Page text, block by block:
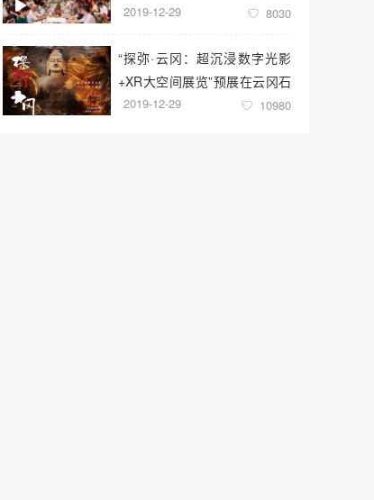
2019-12-29 8030
“探弥·云冈：超沉浸数字光影
+XR大空间展览”预展在云冈石
窟云冈美术馆启幕
2019-12-29 10980